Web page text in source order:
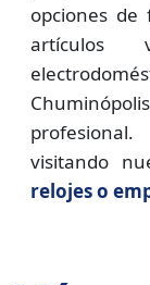
opciones de
artículos
visitando
relojes o